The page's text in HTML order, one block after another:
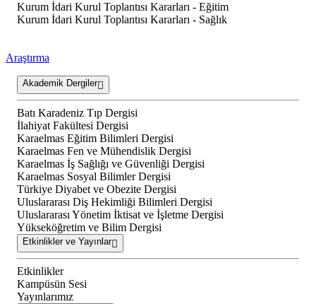
Kurum İdari Kurul Toplantısı Kararları - Eğitim
Kurum İdari Kurul Toplantısı Kararları - Sağlık
Araştırma
Akademik Dergiler
Batı Karadeniz Tıp Dergisi
İlahiyat Fakültesi Dergisi
Karaelmas Eğitim Bilimleri Dergisi
Karaelmas Fen ve Mühendislik Dergisi
Karaelmas İş Sağlığı ve Güvenliği Dergisi
Karaelmas Sosyal Bilimler Dergisi
Türkiye Diyabet ve Obezite Dergisi
Uluslararası Diş Hekimliği Bilimleri Dergisi
Uluslararası Yönetim İktisat ve İşletme Dergisi
Yükseköğretim ve Bilim Dergisi
Etkinlikler ve Yayınlar
Etkinlikler
Kampüsün Sesi
Yayınlarımız